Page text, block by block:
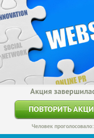
Акция
ПОВТОРИТЬ
Человек